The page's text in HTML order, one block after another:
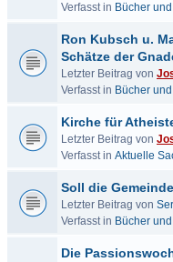
Verfasst in Bücher
Ron Kubsch u.
Schätze der
Letzter Beitrag von
Verfasst in Bücher
Kirche für
Letzter Beitrag von
Verfasst in Aktuelle
Soll die
Letzter Beitrag von
Verfasst in Bücher
Die